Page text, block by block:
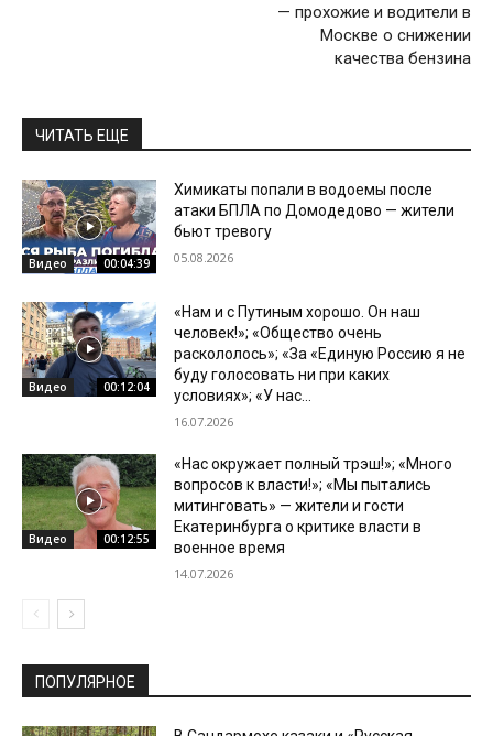
— прохожие и водители в
Москве о снижении
качества бензина
ЧИТАТЬ ЕЩЕ
Видео 00:04:39
Химикаты попали в водоемы после
атаки БПЛА по Домодедово — жители
бьют тревогу
05.08.2026
Видео 00:12:04
«Нам и с Путиным хорошо. Он наш
человек!»; «Общество очень
раскололось»; «За «Единую Россию я не
буду голосовать ни при каких
условиях»; «У нас...
16.07.2026
Видео 00:12:55
«Нас окружает полный трэш!»; «Много
вопросов к власти!»; «Мы пытались
митинговать» — жители и гости
Екатеринбурга о критике власти в
военное время
14.07.2026
ПОПУЛЯРНОЕ